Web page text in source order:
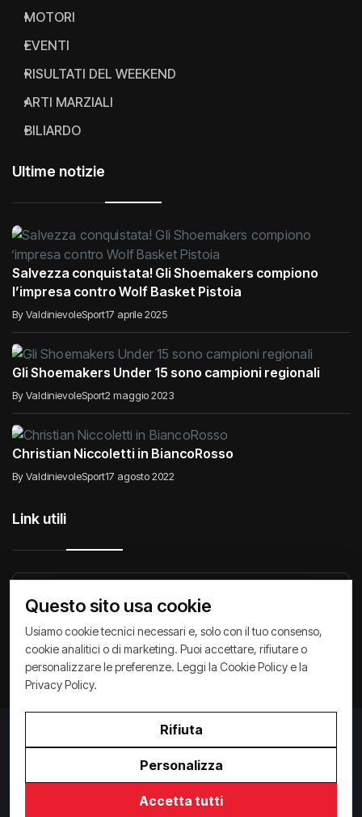
MOTORI
EVENTI
RISULTATI DEL WEEKEND
ARTI MARZIALI
BILIARDO
Ultime notizie
Salvezza conquistata! Gli Shoemakers compiono
l’impresa contro Wolf Basket Pistoia
By ValdinievoleSport17 aprile 2025
Gli Shoemakers Under 15 sono campioni regionali
By ValdinievoleSport2 maggio 2023
Christian Niccoletti in BiancoRosso
By ValdinievoleSport17 agosto 2022
Link utili
Raccontiamo di Noi Comunicati
Privacy Policy Cookie Policy Archivio News
Privacy Policy/Cookie Policy
Copyright ©2026ValdinievoleSport.it - powered by
Paralleloweb
Invio comunicati
Questo sito usa cookie
Usiamo cookie tecnici necessari e, solo con il tuo consenso,
cookie analitici o di marketing. Puoi accettare, rifiutare o
personalizzare le preferenze. Leggi la Cookie Policy e la
Privacy Policy.
Rifiuta
Personalizza
Accetta tutti